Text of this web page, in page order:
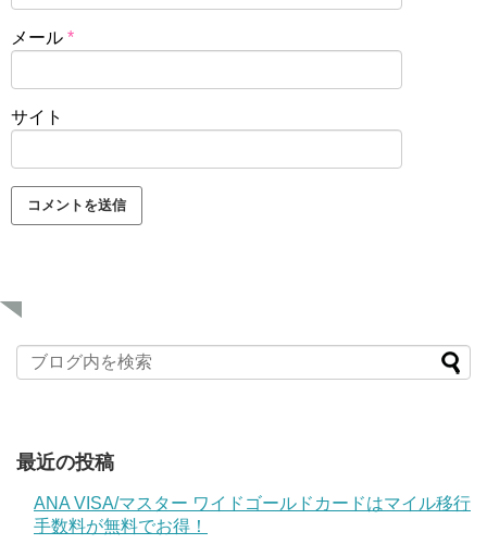
メール *
サイト
最近の投稿
ANA VISA/マスター ワイドゴールドカードはマイル移行
手数料が無料でお得！